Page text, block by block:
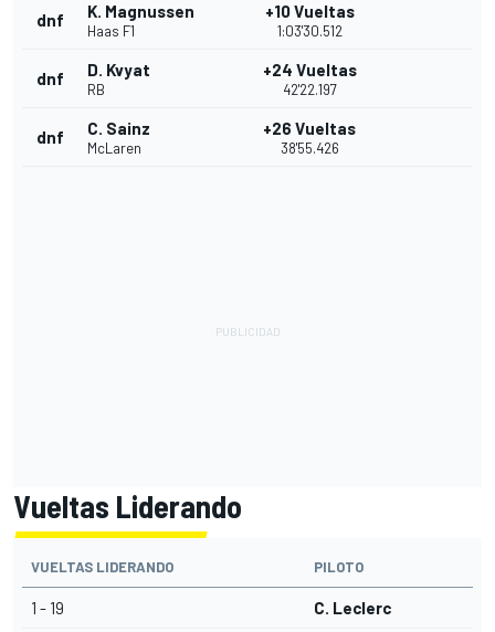
dnf K. Magnussen
Haas F1
+10 Vueltas
1:03'30.512
dnf D. Kvyat
RB
+24 Vueltas
42'22.197
dnf C. Sainz
McLaren
+26 Vueltas
38'55.426
Vueltas Liderando
VUELTAS LIDERANDO PILOTO
1 - 19 C. Leclerc